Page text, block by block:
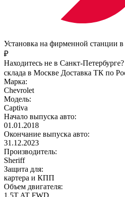
Установка на фирменной станции
₽
Находитесь не в Санкт-Петербурге?
склада в Москве Доставка ТК по
Марка:
Chevrolet
Модель:
Captiva
Начало выпуска авто:
01.01.2018
Окончание выпуска авто:
31.12.2023
Производитель:
Sheriff
Защита для:
картера и КПП
Объем двигателя:
1,5T AT FWD